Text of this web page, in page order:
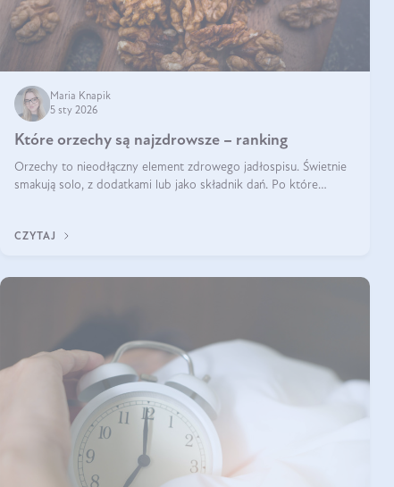
Maria Knapik
5 sty 2026
Które orzechy są najzdrowsze – ranking
Orzechy to nieodłączny element zdrowego jadłospisu. Świetnie
smakują solo, z dodatkami lub jako składnik dań. Po które
CZYTAJ